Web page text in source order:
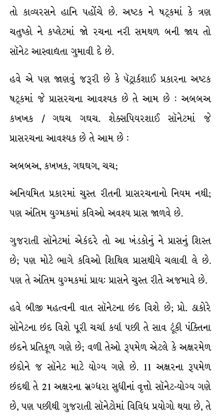
તો કાવ્યરસને હાનિ પહોંચે છે. અષ્ટક ને ષટ્કમાં કે ત્રણ
ચતુષ્કો ને કપ્લેટમાં જો રચના નરી સમથળ બની જાય તો
સૉનેટ આસ્વાદ્યતા ગુમાવી દે છે.
હવે એ પણ જાણવું જરૂરી છે કે પૅટ્રાર્કશાઈ પ્રકારના અષ્ટક
ષટ્કમાં જે પ્રાસરચના આવશ્યક છે તે આમ છે : અબબઅ
કખખક / ગઘચ ગઘચ. શેક્સપિયરશાઈ સૉનેટમાં જે
પ્રાસરચના આવશ્યક છે તે આમ છે :
અબબઅ, કખખક, ગઘઘગ, ચચ;
અનિયમિત પ્રકારમાં ચુસ્ત રીતની પ્રાસરચનાનો નિયમ નથી;
પણ અંતિમ યુગ્મકમાં કવિઓ અવશ્ય પ્રાસ જાળવે છે.
ગુજરાતી સૉનેટમાં એકંદરે તો આ ખંડકોનું ને પ્રાસનું શિસ્ત
છે; પણ મોટે ભાગે કવિઓ શિથિલ પ્રાસથીયે ચલાવી લે છે.
પણ તે અંતિમ યુગ્મકમાં પ્રાય: પ્રાસને ચુસ્ત રીતે અજમાવે છે.
હવે બીજી મહત્વની વાત સૉનેટના છંદ વિશે છે; પ્રો. ઠાકોરે
સૉનેટના છંદ વિશે પૂરી ચર્ચા કર્યા પછી તે સાવ ટૂંકી પંક્તિના
છંદને પ્રતિકૂળ ગણે છે; વળી તેઓ રૂપમેળ એટલે કે અક્ષરમેળ
છંદોને જ સૉનેટ માટે યોગ્ય ગણે છે. 11 અક્ષરના રૂપમેળ
છંદથી તે 21 અક્ષરના સ્રગ્ધરા સુધીનાં વૃત્તો સૉનેટ-યોગ્ય ગણે
છે, પણ પછીથી ગુજરાતી સૉનેટોમાં વિવિધ પ્રયોગો થયા છે, તે